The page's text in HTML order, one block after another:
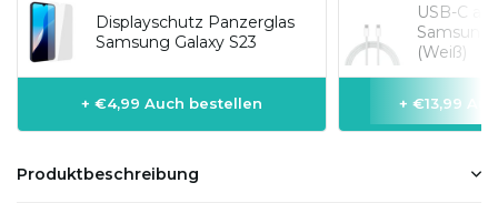
Displayschutz Panzerglas
Samsung Galaxy S23
+ €4,99 Auch bestellen
USB-C
(Weiß)
+ €13,99
Produktbeschreibung